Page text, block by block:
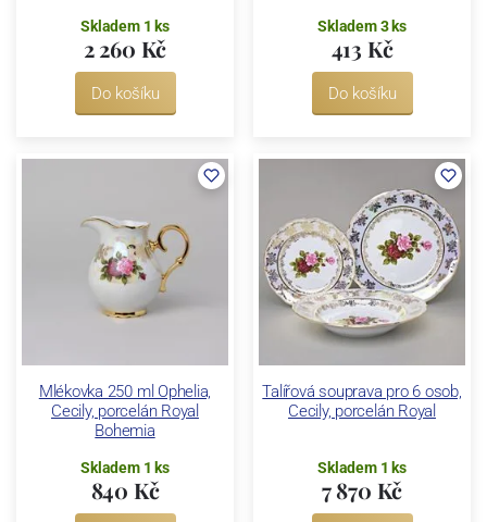
Skladem 1 ks
2 260 Kč
Do košíku
Skladem 3 ks
413 Kč
Do košíku
Mlékovka 250 ml Ophelia,
Cecily, porcelán Royal
Bohemia
Skladem 1 ks
840 Kč
Talířová souprava pro 6 osob,
Cecily, porcelán Royal
Skladem 1 ks
7 870 Kč